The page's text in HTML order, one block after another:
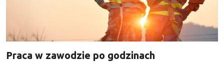
Praca w zawodzie po godzinach